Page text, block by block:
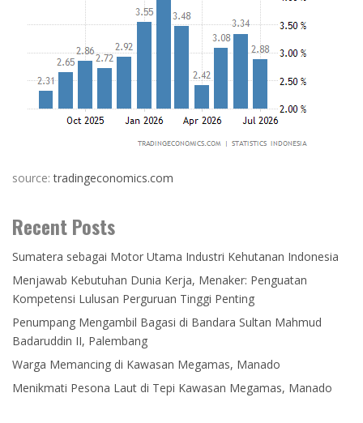
source:tradingeconomics.com
Recent Posts
Sumatera sebagai Motor Utama Industri Kehutanan Indonesia
Menjawab Kebutuhan Dunia Kerja, Menaker: Penguatan
Kompetensi Lulusan Perguruan Tinggi Penting
Penumpang Mengambil Bagasi di Bandara Sultan Mahmud
Badaruddin II, Palembang
Warga Memancing di Kawasan Megamas, Manado
Menikmati Pesona Laut di Tepi Kawasan Megamas, Manado